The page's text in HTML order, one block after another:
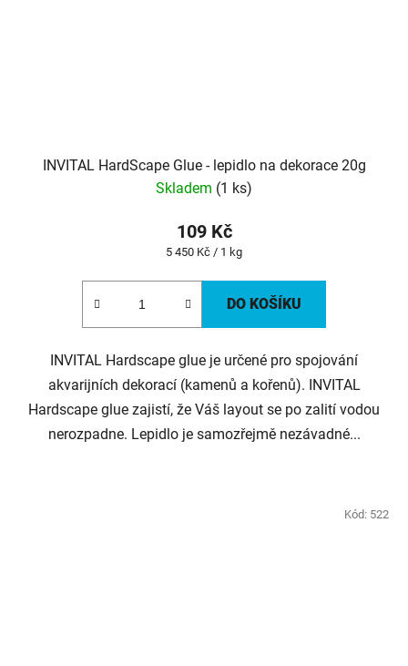
INVITAL HardScape Glue - lepidlo na dekorace 20g
Skladem (1 ks)
109 Kč
Měrná
5 450 Kč / 1 kg
DO KOŠÍKU
INVITAL Hardscape glue je určené pro spojování
akvarijních dekorací (kamenů a kořenů). INVITAL
Hardscape glue zajistí, že Váš layout se po zalití vodou
nerozpadne. Lepidlo je samozřejmě nezávadné...
Kód: 522